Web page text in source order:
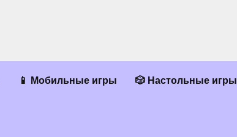
📱 Мобильные игры 🎲 Настольные игры